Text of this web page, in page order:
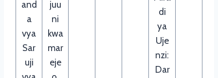
and
a
vya
Sar
uji
juu
ni
kwa
mar
eje
di
ya
Uje
nzi:
Dar